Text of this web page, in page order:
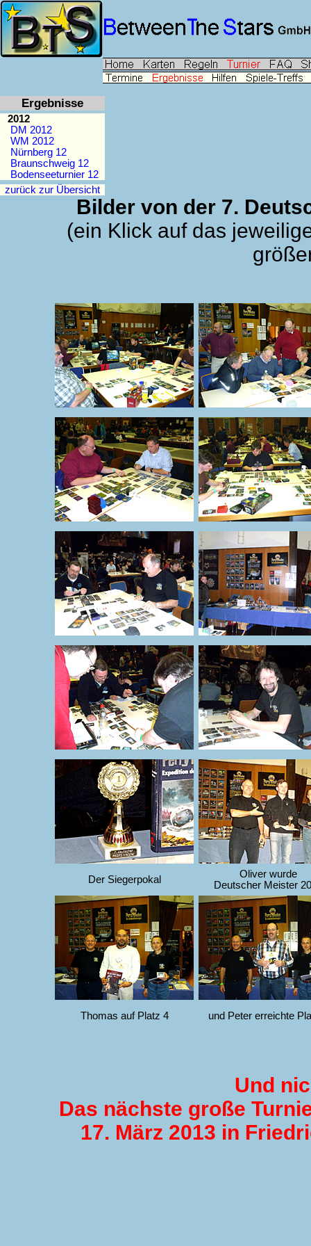
Ergebnisse
2012
DM 2012
WM 2012
Nürnberg 12
Braunschweig 12
Bodenseeturnier 12
zurück zur Übersicht
Bilder von der 7.
(ein Klick auf das
Der Siegerpokal
Oliver wurde
Deutscher Meister
Thomas auf Platz 4 und Peter erreichte
Und
Das nächste große
17. März 2013 in